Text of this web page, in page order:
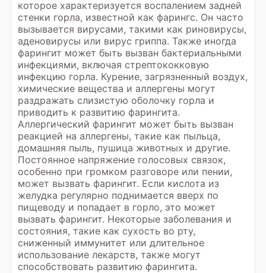
которое характеризуется воспалением задней
стенки горла, известной как фарингс. Он часто
вызывается вирусами, такими как риновирусы,
аденовирусы или вирус гриппа. Также иногда
фарингит может быть вызван бактериальными
инфекциями, включая стрептококковую
инфекцию горла. Курение, загрязненный воздух,
химические вещества и аллергены могут
раздражать слизистую оболочку горла и
приводить к развитию фарингита.
Аллергический фарингит может быть вызван
реакцией на аллергены, такие как пыльца,
домашняя пыль, пушица животных и другие.
Постоянное напряжение голосовых связок,
особенно при громком разговоре или пении,
может вызвать фарингит. Если кислота из
желудка регулярно поднимается вверх по
пищеводу и попадает в горло, это может
вызвать фарингит. Некоторые заболевания и
состояния, такие как сухость во рту,
сниженный иммунитет или длительное
использование лекарств, также могут
способствовать развитию фарингита.